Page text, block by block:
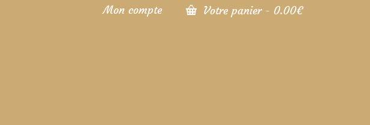
Mon compte Votre panier - 0.00€